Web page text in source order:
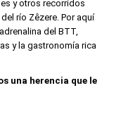
y otros recorridos
río Zêzere. Por aquí
del BTT,
y la gastronomía rica
una herencia que le